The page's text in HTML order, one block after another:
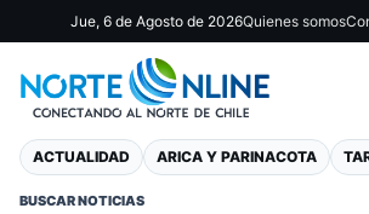
Jue, 6 de Agosto de 2026Quienes somos
ACTUALIDAD ARICA Y PARINACOTA
BUSCAR NOTICIAS